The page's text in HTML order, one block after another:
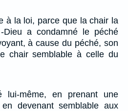
à la loi, parce que la chair la
Dieu a condamné le péché
à cause du péché, son
chair semblable à celle du
lui-même, en prenant une
devenant semblable aux